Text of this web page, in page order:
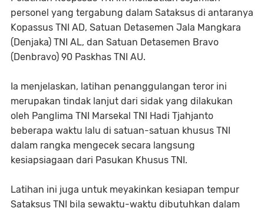
personel yang tergabung dalam Sataksus di antaranya
Kopassus TNI AD, Satuan Detasemen Jala Mangkara
(Denjaka) TNI AL, dan Satuan Detasemen Bravo
(Denbravo) 90 Paskhas TNI AU.
Ia menjelaskan, latihan penanggulangan teror ini
merupakan tindak lanjut dari sidak yang dilakukan
oleh Panglima TNI Marsekal TNI Hadi Tjahjanto
beberapa waktu lalu di satuan-satuan khusus TNI
dalam rangka mengecek secara langsung
kesiapsiagaan dari Pasukan Khusus TNI.
Latihan ini juga untuk meyakinkan kesiapan tempur
Sataksus TNI bila sewaktu-waktu dibutuhkan dalam